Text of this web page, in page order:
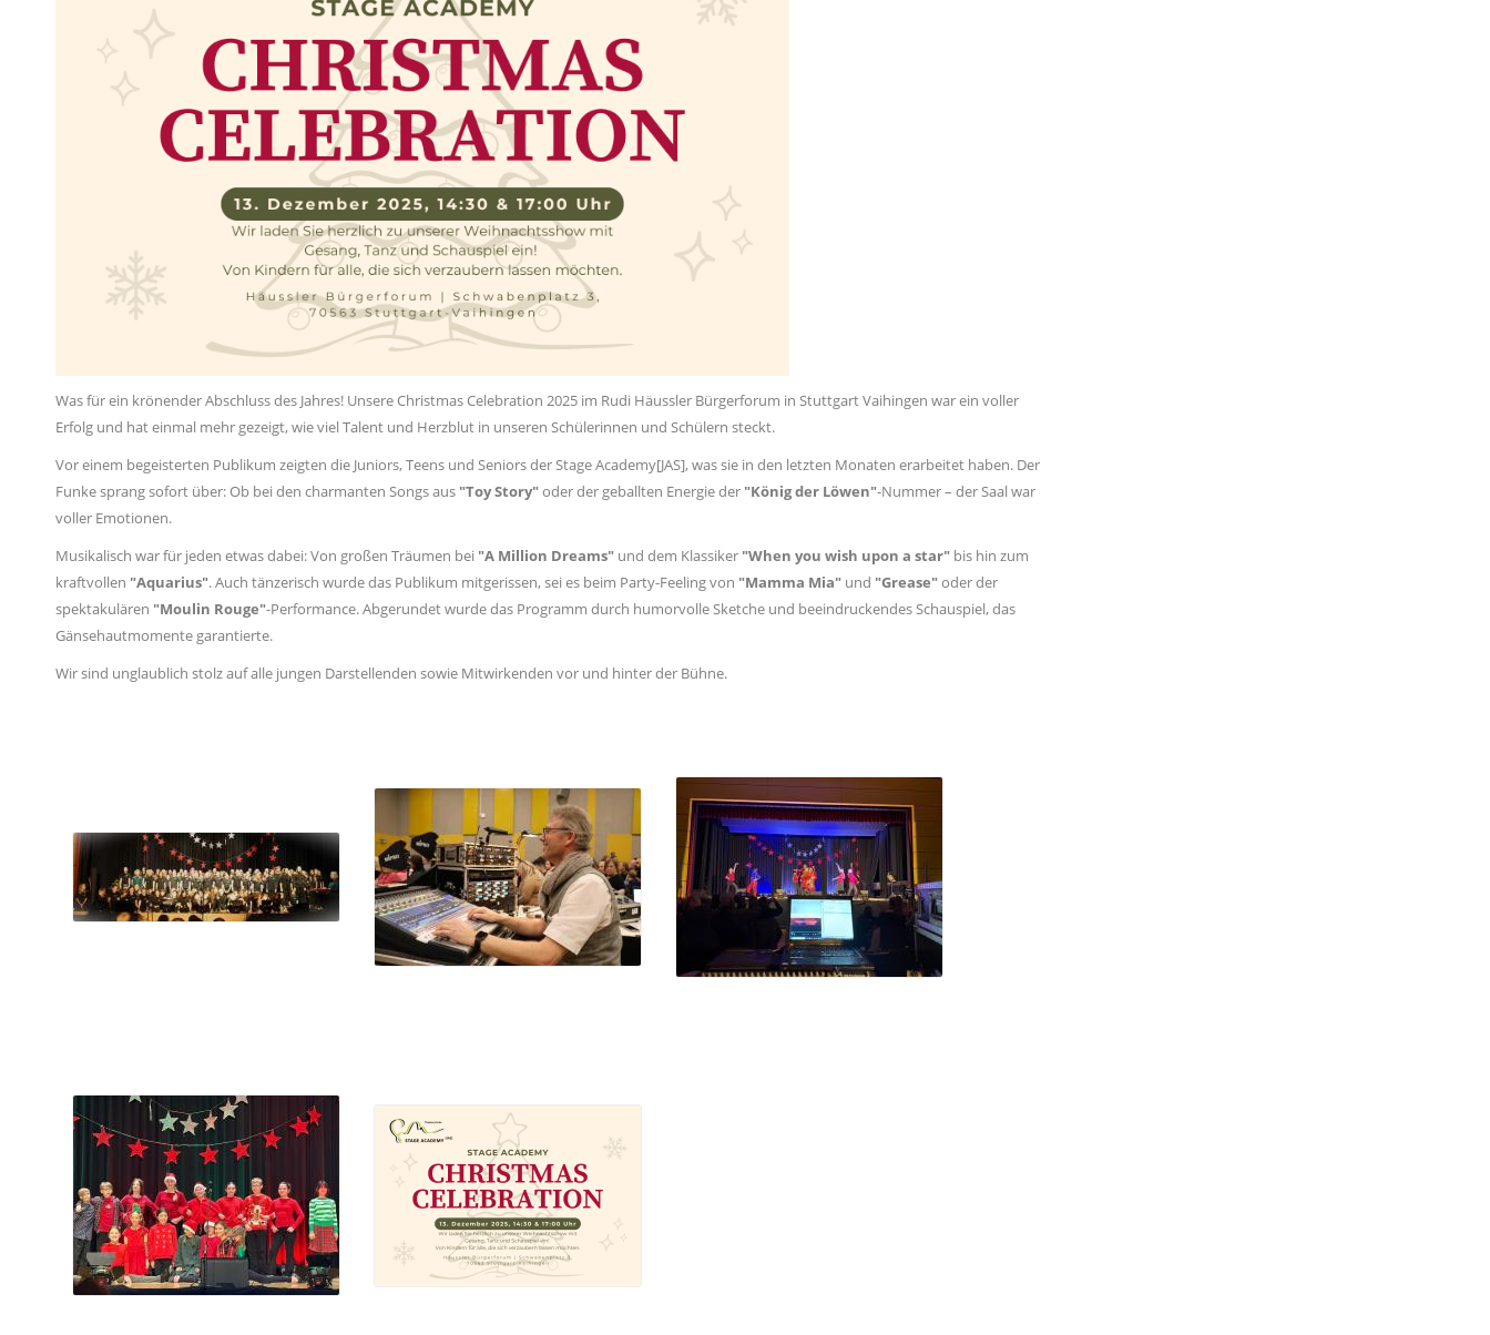
Was für ein krönender Abschluss des Jahres! Unsere Christmas Celebration 2025 im Rudi Häussler Bürgerforum in Stuttgart Vaihingen war ein voller
Erfolg und hat einmal mehr gezeigt, wie viel Talent und Herzblut in unseren Schülerinnen und Schülern steckt.
Vor einem begeisterten Publikum zeigten die Juniors, Teens und Seniors der Stage Academy[JAS], was sie in den letzten Monaten erarbeitet haben. Der
Funke sprang sofort über: Ob bei den charmanten Songs aus "Toy Story"oder der geballten Energie der "König der Löwen"-Nummer – der Saal war
voller Emotionen.
Musikalisch war für jeden etwas dabei: Von großen Träumen bei "A Million Dreams" und dem Klassiker "When you wish upon a star" bis hin zum
kraftvollen "Aquarius". Auch tänzerisch wurde das Publikum mitgerissen, sei es beim Party-Feeling von "Mamma Mia" und "Grease"oder der
spektakulären "Moulin Rouge"-Performance. Abgerundet wurde das Programm durch humorvolle Sketche und beeindruckendes Schauspiel, das
Gänsehautmomente garantierte.
Wir sind unglaublich stolz auf alle jungen Darstellenden sowie Mitwirkenden vor und hinter der Bühne.